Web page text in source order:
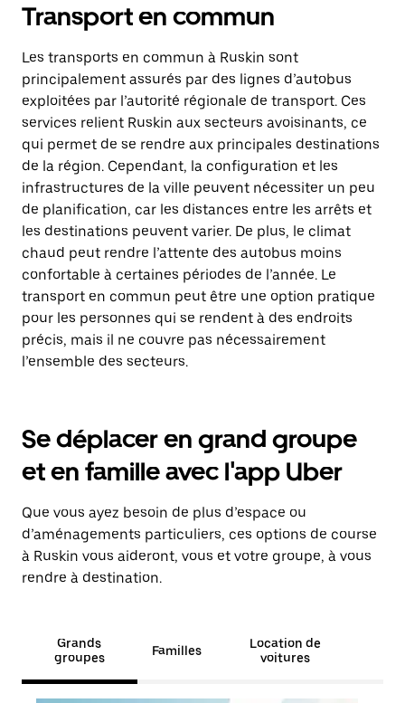
Transport en commun
Les transports en commun à Ruskin sont
principalement assurés par des lignes d’autobus
exploitées par l’autorité régionale de transport. Ces
services relient Ruskin aux secteurs avoisinants, ce
qui permet de se rendre aux principales destinations
de la région. Cependant, la configuration et les
infrastructures de la ville peuvent nécessiter un peu
de planification, car les distances entre les arrêts et
les destinations peuvent varier. De plus, le climat
chaud peut rendre l’attente des autobus moins
confortable à certaines périodes de l’année. Le
transport en commun peut être une option pratique
pour les personnes qui se rendent à des endroits
précis, mais il ne couvre pas nécessairement
l’ensemble des secteurs.
Se déplacer en grand groupe
et en famille avec l'app Uber
Que vous ayez besoin de plus d’espace ou
d’aménagements particuliers, ces options de course
à Ruskin vous aideront, vous et votre groupe, à vous
rendre à destination.
Grands
groupes
Familles
Location de
voitures